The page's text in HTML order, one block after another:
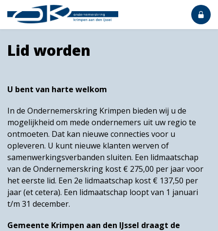
Lid worden
U bent van harte welkom
In de Ondernemerskring Krimpen bieden wij u de
mogelijkheid om mede ondernemers uit uw regio te
ontmoeten. Dat kan nieuwe connecties voor u
opleveren. U kunt nieuwe klanten werven of
samenwerkingsverbanden sluiten. Een lidmaatschap
van de Ondernemerskring kost € 275,00 per jaar voor
het eerste lid. Een 2e lidmaatschap kost € 137,50 per
jaar (et cetera). Een lidmaatschap loopt van 1 januari
t/m 31 december.
Gemeente Krimpen aan den IJssel draagt de